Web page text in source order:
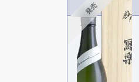
発売